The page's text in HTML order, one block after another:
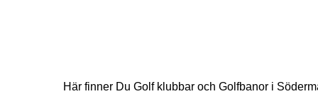
Här finner Du Golf klubbar och Golfbanor i